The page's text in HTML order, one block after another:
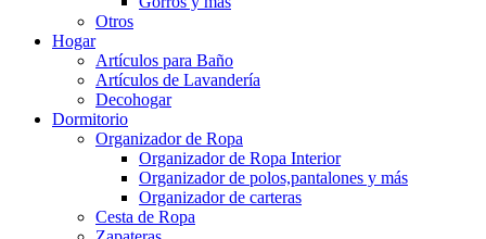
Otros
Hogar
Artículos para Baño
Artículos de Lavandería
Decohogar
Dormitorio
Organizador de Ropa
Organizador de Ropa Interior
Organizador de polos,pantalones y más
Organizador de carteras
Cesta de Ropa